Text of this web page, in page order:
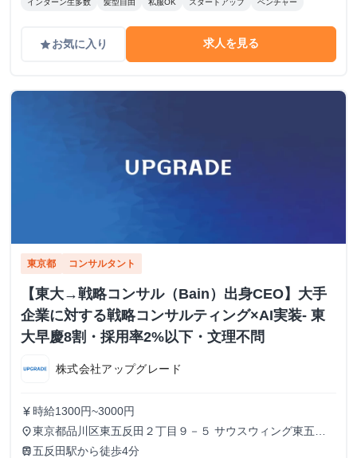
インターン生多数 髪型自由 私服OK スタートアップ ベンチャー
gradeお気に入り 求人を見る
東京都 コンサルタント
【東大→戦略コンサル（Bain）出身CEO】大手
企業に対する戦略コンサルティング×AI実装- 東
大早慶8割・採用率2%以下・文理不問
株式会社アップグレード
currency_yen 時給1300円~3000円
place東京都品川区東五反田２丁目９－５ サウスウィング東五反
田５階
train 五反田駅から徒歩4分